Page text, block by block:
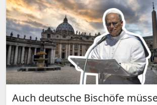
Auch deutsche Bischöfe